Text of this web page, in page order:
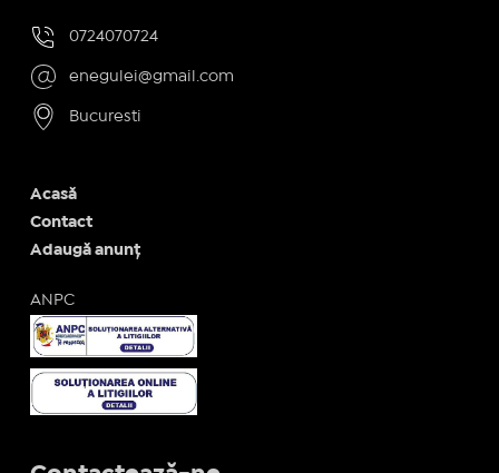
0724070724
enegulei@gmail.com
Bucuresti
Acasă
Contact
Adaugă anunț
ANPC